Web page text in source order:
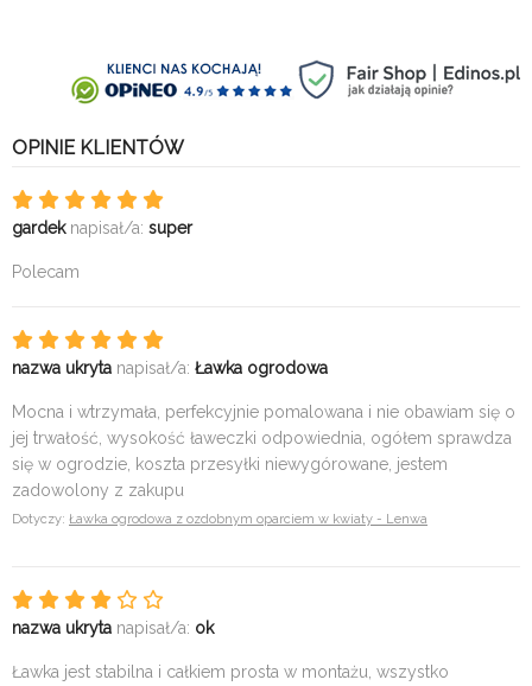
OPINIE KLIENTÓW
gardeknapisał/a: super
Polecam
nazwa ukryta napisał/a: Ławka ogrodowa
Mocna i wtrzymała, perfekcyjnie pomalowana i nie obawiam się o
jej trwałość, wysokość ławeczki odpowiednia, ogółem sprawdza
się w ogrodzie, koszta przesyłki niewygórowane, jestem
zadowolony z zakupu
Dotyczy: Ławka ogrodowa z ozdobnym oparciem w kwiaty - Lenwa
nazwa ukryta napisał/a: ok
Ławka jest stabilna i całkiem prosta w montażu, wszystko